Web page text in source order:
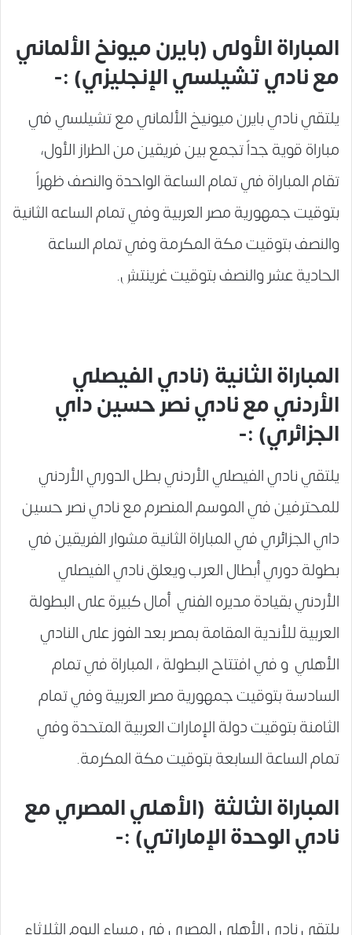
المباراة الأولى (بايرن ميونخ الألماني
مع نادي تشيلسي الإنجليزي) :-
يلتقي نادي بايرن ميونيخ الألماني مع تشيلسي في
مباراة قوية جداً تجمع بين فريقين من الطراز الأول،
تقام المباراة في تمام الساعة الواحدة والنصف ظهراً
بتوقيت جمهورية مصر العربية وفي تمام الساعه الثانية
والنصف بتوقيت مكة المكرمة وفي تمام الساعة
الحادية عشر والنصف بتوقيت غرينتش.
المباراة الثانية (نادي الفيصلي
الأردني مع نادي نصر حسين داي
الجزائري) :-
يلتقي نادي الفيصلي الأردني بطل الدوري الأردني
للمحترفين في الموسم المنصرم مع نادي نصر حسين
داي الجزائري في المباراة الثانية مشوار الفريقين في
بطولة دوري أبطال العرب ويعلق نادي الفيصلي
الأردني بقيادة مديره الفني أمال كبيرة على البطولة
العربية للأندية المقامة بمصر بعد الفوز على النادي
الأهلي و في افتتاح البطولة ، المباراة في تمام
السادسة بتوقيت جمهورية مصر العربية وفي تمام
الثامنة بتوقيت دولة الإمارات العربية المتحدة وفي
تمام الساعة السابعة بتوقيت مكة المكرمة.
المباراة الثالثة (الأهلي المصري مع
نادي الوحدة الإماراتي) :-
يلتقي نادي الأهلي المصري في مساء اليوم الثلاثاء